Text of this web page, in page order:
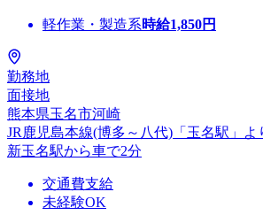
軽作業・製造系時給1,850円
勤務地
面接地
熊本県玉名市河崎
JR鹿児島本線(博多～八代)「玉名駅」よ
新玉名駅から車で2分
交通費支給
未経験OK